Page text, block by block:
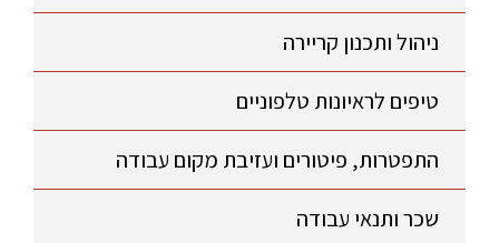
ניהול ותכנון קריירה
טיפים לראיונות טלפוניים
התפטרות, פיטורים ועזיבת מקום עבודה
שכר ותנאי עבודה